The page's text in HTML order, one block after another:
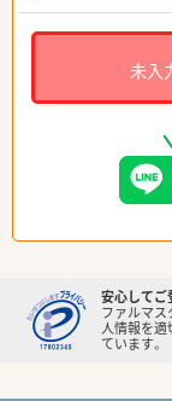
未入
安心してご
ファルマス
人情報を
ています。